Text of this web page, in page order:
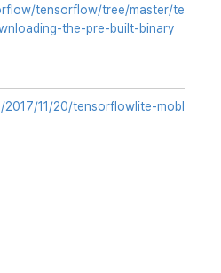
tensorflow/tree/master/te
the-pre-built-binary
11/20/tensorflowlite-mobl